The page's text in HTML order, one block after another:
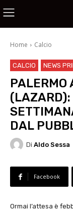
Home Calcio
CALCIO NEWS
PALERMO
(LAZARD):
DAL
Di Aldo Sessa
Facebook
Ormai l’attesa è